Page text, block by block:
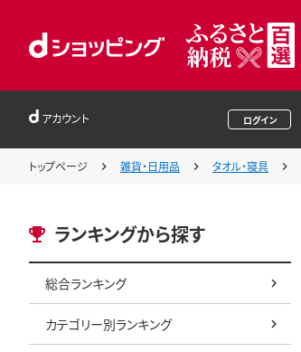
アカウント ログイン
トップページ 雑貨・日用品 タオル・寝具
ランキングから探す
総合ランキング
カテゴリー別ランキング